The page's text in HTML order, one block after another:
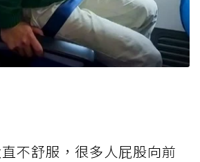
不舒服，很多人屁股向前